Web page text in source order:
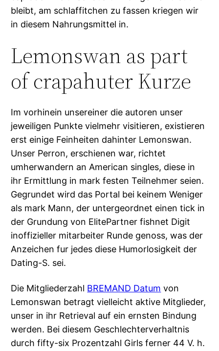
bleibt, am schlaffitchen zu fassen kriegen wir
in diesem Nahrungsmittel in.
Lemonswan as part
of crapahuter Kurze
Im vorhinein unsereiner die autoren unser
jeweiligen Punkte vielmehr visitieren, existieren
erst einige Feinheiten dahinter Lemonswan.
Unser Perron, erschienen war, richtet
umherwandern an American singles, diese in
ihr Ermittlung in mark festen Teilnehmer seien.
Gegrundet wird das Portal bei keinem Weniger
als mark Mann, der untergeordnet einen tick in
der Grundung von ElitePartner fishnet Digit
inoffizieller mitarbeiter Runde genoss, was der
Anzeichen fur jedes diese Humorlosigkeit der
Dating-S. sei.
Die Mitgliederzahl BREMAND Datum von
Lemonswan betragt vielleicht aktive Mitglieder,
unser in ihr Retrieval auf ein ernsten Bindung
werden. Bei diesem Geschlechterverhaltnis
durch fifty-six Prozentzahl Girls ferner 44 V. h.